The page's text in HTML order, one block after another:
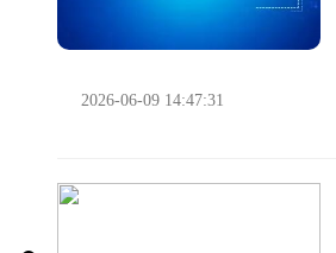
2026-06-09 14:47:31